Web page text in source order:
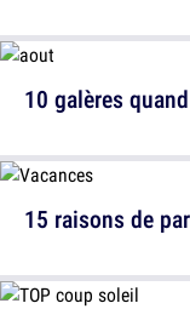
15 raisons de
10 galères